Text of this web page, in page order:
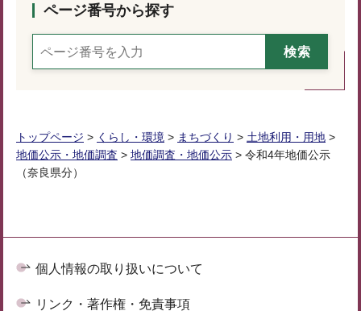
ページ番号から探す
トップページ > くらし・環境 > まちづくり > 土地利用・用地 >
地価公示・地価調査 > 地価調査・地価公示 > 令和4年地価公示
（奈良県分）
個人情報の取り扱いについて
リンク・著作権・免責事項